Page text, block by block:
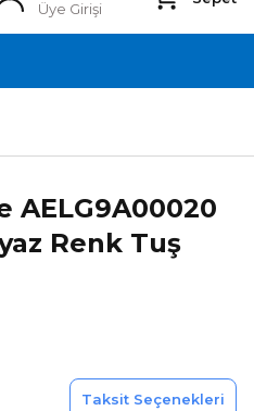
Üye Girişi
AELG9A00020
Renk Tuş
Taksit Seçenekleri